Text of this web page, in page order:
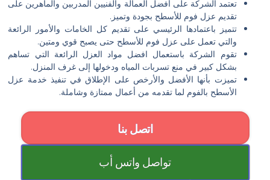
تعتمد الشركة على أفضل العمالة والفنيين المدربين والماهرين على
تقديم عزل فوم للأسطح بجودة وتميز.
تتميز باعتمادها الرئيسي على تقديم كل الخامات والأمور الرائعة
والتي تعمل على عزل فوم للأسطح حتى يصبح قوي ومتين.
تقوم الشركة باستعمال افضل مواد العزل الرائعة التي تساهم
بشكل كبير في منع تسربات المياه ودخولها إلى غرف المنزل.
تميزت بأنها الأفضل والأرخص على الإطلاق في تنفيذ خدمة عزل
الأسطح بالفوم لما تقدمه من أعمال ممتازة وشاملة.
اتصل بنا
تواصل واتس أب